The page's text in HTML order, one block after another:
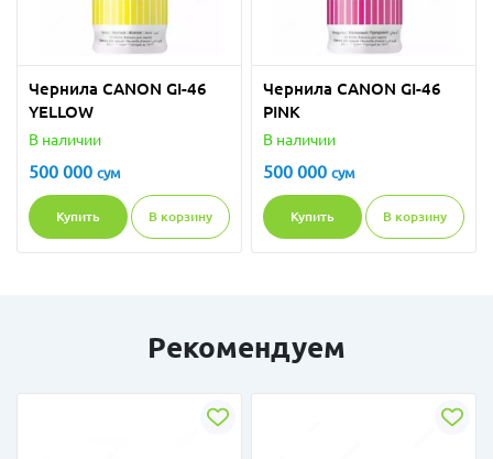
Чернила CANON GI-46
YELLOW
В наличии
500 000 сум
Купить В корзину
Чернила CANON GI-46
PINK
В наличии
500 000 сум
Купить В корзину
Рекомендуем